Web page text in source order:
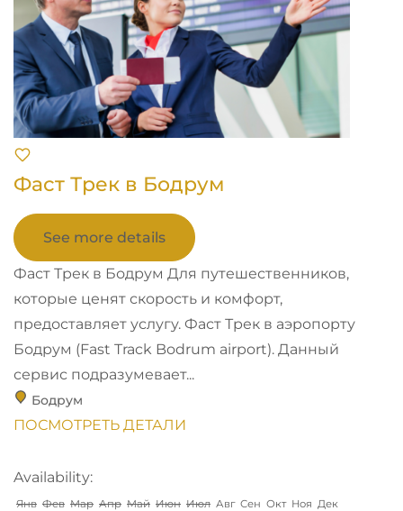
Фаст Трек в Бодрум
See more details
Фаст Трек в Бодрум Для путешественников,
которые ценят скорость и комфорт,
предоставляет услугу. Фаст Трек в аэропорту
Бодрум (Fast Track Bodrum airport). Данный
сервис подразумевает...
Бодрум
ПОСМОТРЕТЬ ДЕТАЛИ
Availability:
Янв Фев Мар Апр Май Июн Июл Авг Сен Окт Ноя Дек